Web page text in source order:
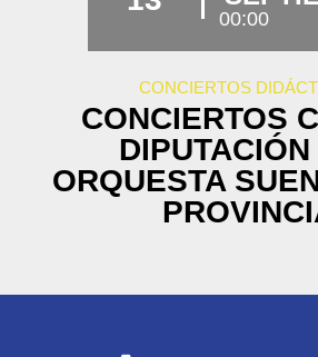
00:00
CONCIERTOS
CONCIERTOS
ORQUESTA